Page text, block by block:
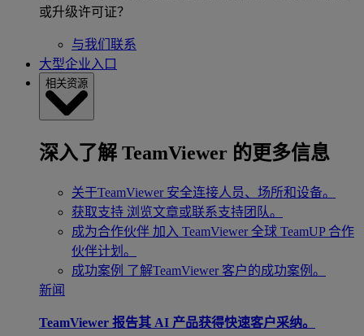
或升级许可证？
与我们联系
大型企业入口
相关资源
深入了解 TeamViewer 的更多信息
关于TeamViewer 安全连接人员、场所和设备。
获取支持 浏览文章或联系支持团队。
成为合作伙伴 加入 TeamViewer 全球 TeamUP 合作
伙伴计划。
成功案例 了解TeamViewer 客户的成功案例。
新闻
TeamViewer 报告其 AI 产品获得快速客户采纳。